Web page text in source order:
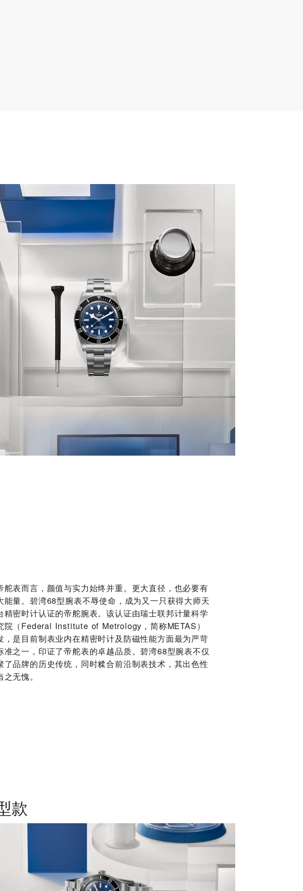
舵表而言，颜值与实力始终并重。更大直径，也必要有
能量。碧湾68型腕表不辱使命，成为又一只获得大师天
精密时计认证的帝舵腕表。该认证由瑞士联邦计量科学
院（Federal Institute of Metrology，简称METAS）
，是目前制表业内在精密时计及防磁性能方面最为严苛
准之一，印证了帝舵表的卓越品质。碧湾68型腕表不仅
了品牌的历史传统，同时糅合前沿制表技术，其出色性
之无愧。
款